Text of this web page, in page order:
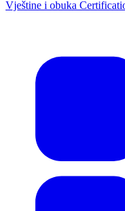
Vještine i obuka